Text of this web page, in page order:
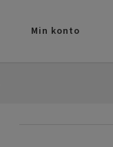
Min konto